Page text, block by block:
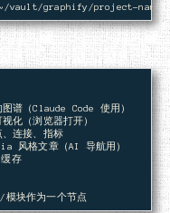
谱（Claude Code 使用）
化（浏览器打开）
连接、指标
风格文章（AI 导航用）
存